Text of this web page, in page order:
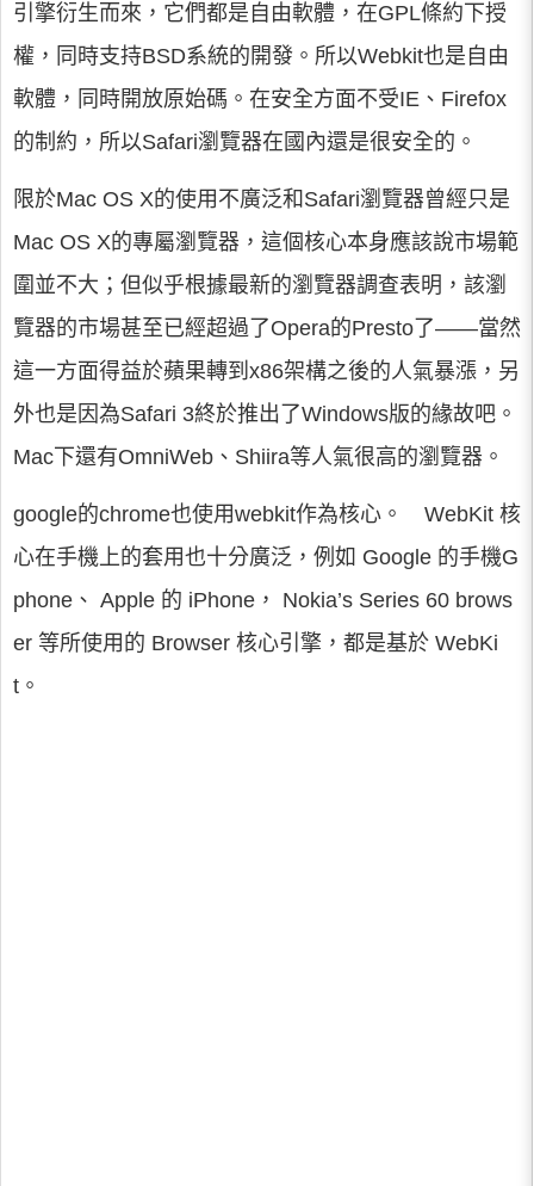
引擎衍生而來，它們都是自由軟體，在GPL條約下授
權，同時支持BSD系統的開發。所以Webkit也是自由
軟體，同時開放原始碼。在安全方面不受IE、Firefox
的制約，所以Safari瀏覽器在國內還是很安全的。
限於Mac OS X的使用不廣泛和Safari瀏覽器曾經只是
Mac OS X的專屬瀏覽器，這個核心本身應該說市場範
圍並不大；但似乎根據最新的瀏覽器調查表明，該瀏
覽器的市場甚至已經超過了Opera的Presto了——當然
這一方面得益於蘋果轉到x86架構之後的人氣暴漲，另
外也是因為Safari 3終於推出了Windows版的緣故吧。
Mac下還有OmniWeb、Shiira等人氣很高的瀏覽器。
google的chrome也使用webkit作為核心。 WebKit 核
心在手機上的套用也十分廣泛，例如 Google 的手機G
phone、 Apple 的 iPhone， Nokia’s Series 60 brows
er 等所使用的 Browser 核心引擎，都是基於 WebKi
t。